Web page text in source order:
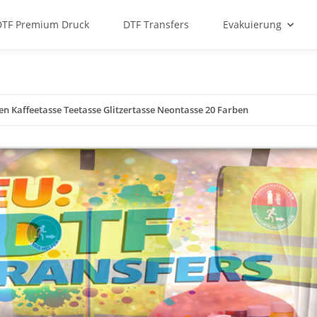
Premium Druck DTF Transfers Evakuierung
Kaffeetasse Teetasse Glitzertasse Neontasse 20 Farben